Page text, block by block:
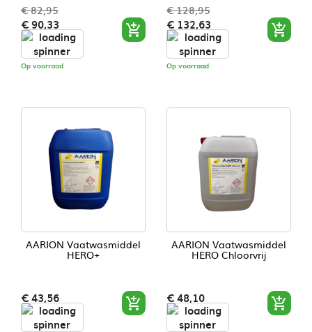
prijs
€ 82,95
€ 90,33
Op voorraad

prijs
€ 128,95
€ 132,63
Op voorraad

AARION Vaatwasmiddel
HERO+
€ 43,56 
AARION Vaatwasmiddel
HERO Chloorvrij
€ 48,10 